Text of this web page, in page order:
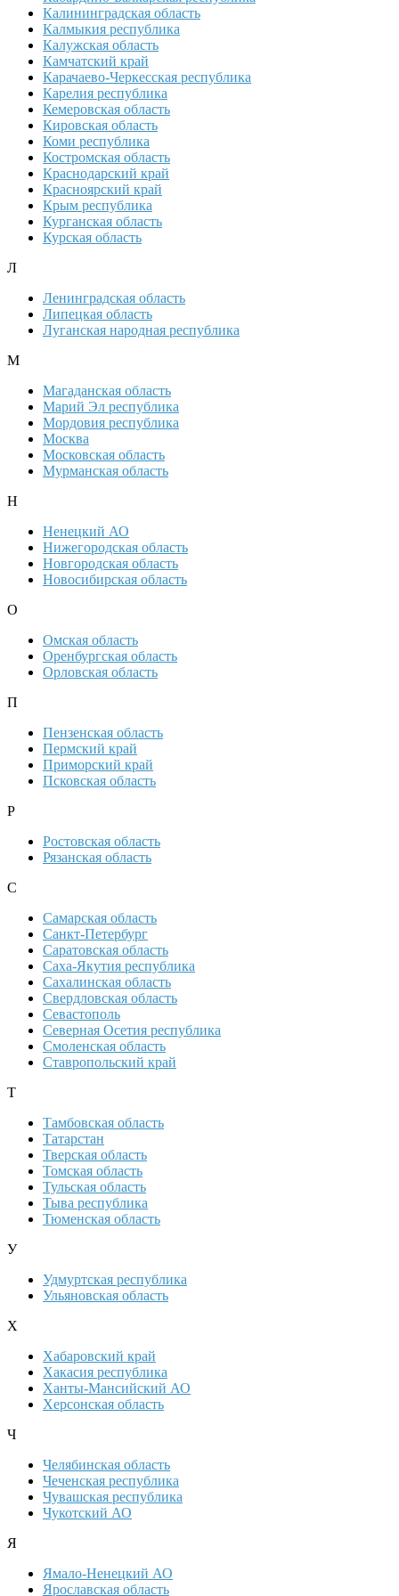
Калининградская область
Калмыкия республика
Калужская область
Камчатский край
Карачаево-Черкесская республика
Карелия республика
Кемеровская область
Кировская область
Коми республика
Костромская область
Краснодарский край
Красноярский край
Крым республика
Курганская область
Курская область
Л
Ленинградская область
Липецкая область
Луганская народная республика
М
Магаданская область
Марий Эл республика
Мордовия республика
Москва
Московская область
Мурманская область
Н
Ненецкий АО
Нижегородская область
Новгородская область
Новосибирская область
О
Омская область
Оренбургская область
Орловская область
П
Пензенская область
Пермский край
Приморский край
Псковская область
Р
Ростовская область
Рязанская область
С
Самарская область
Санкт-Петербург
Саратовская область
Саха-Якутия республика
Сахалинская область
Свердловская область
Севастополь
Северная Осетия республика
Смоленская область
Ставропольский край
Т
Тамбовская область
Татарстан
Тверская область
Томская область
Тульская область
Тыва республика
Тюменская область
У
Удмуртская республика
Ульяновская область
Х
Хабаровский край
Хакасия республика
Ханты-Мансийский АО
Херсонская область
Ч
Челябинская область
Чеченская республика
Чувашская республика
Чукотский АО
Я
Ямало-Ненецкий АО
Ярославская область